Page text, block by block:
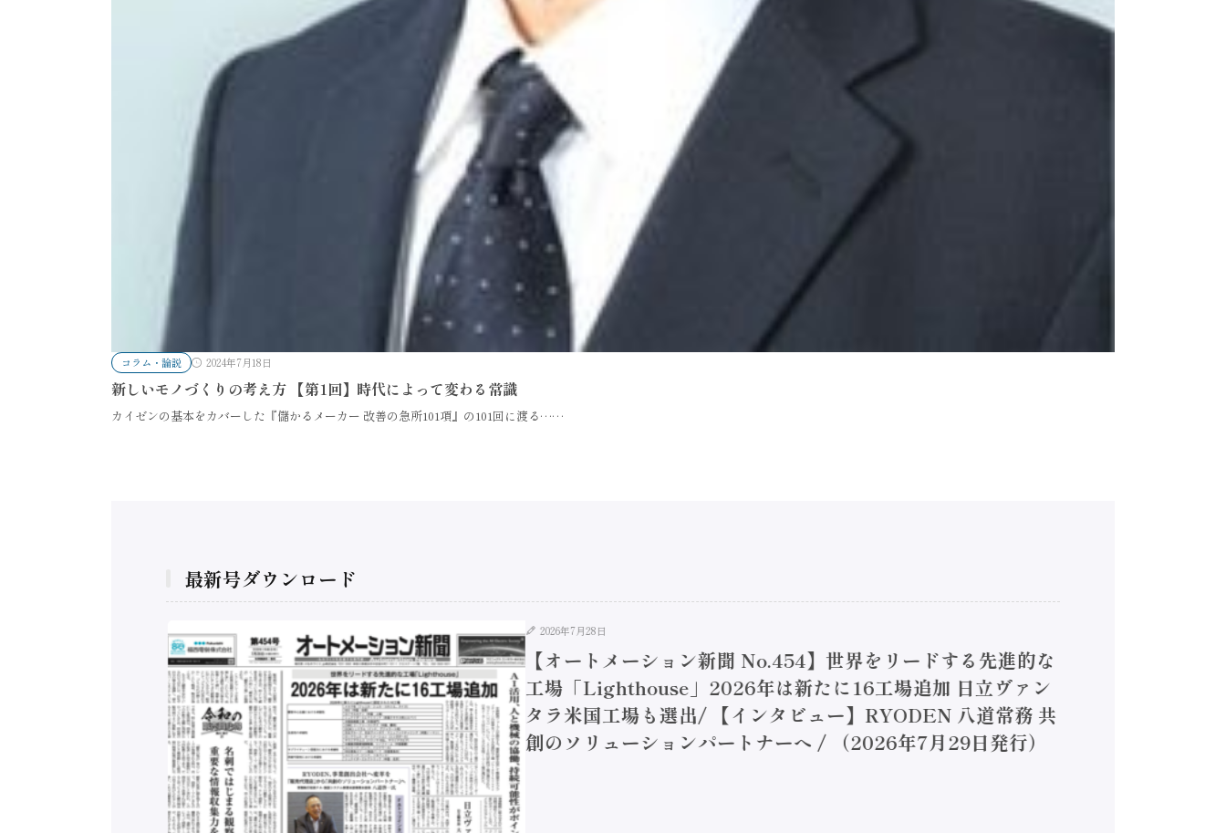
コラム・論説 2024年7月18日
新しいモノづくりの考え方 【第1回】時代によって変わる常識
カイゼンの基本をカバーした『儲かるメーカー 改善の急所101項』の101回に渡る……
最新号ダウンロード
2026年7月28日
【オートメーション新聞 No.454】世界をリードする先進的な
工場「Lighthouse」2026年は新たに16工場追加 日立ヴァン
タラ米国工場も選出/ 【インタビュー】RYODEN 八道常務 共
創のソリューションパートナーへ / （2026年7月29日発行）